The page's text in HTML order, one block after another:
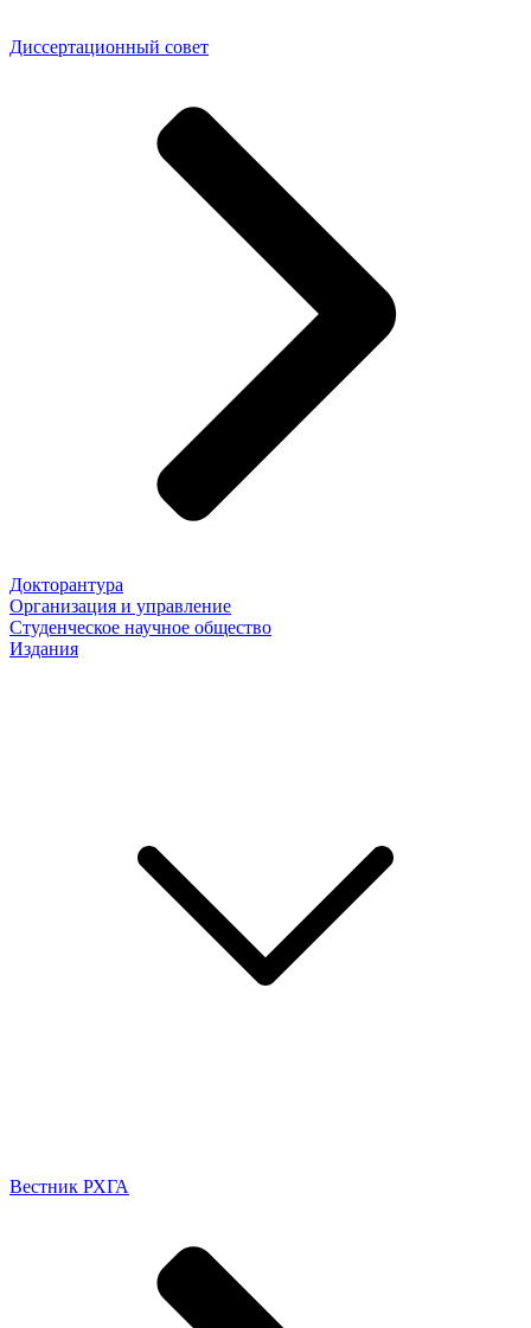
Диссертационный совет
Докторантура
Организация и управление
Студенческое научное общество
Издания
Вестник РХГА